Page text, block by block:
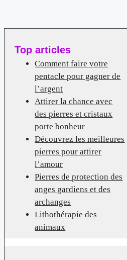
Top articles
Comment faire votre
pentacle pour gagner de
l’argent
Attirer la chance avec
des pierres et cristaux
porte bonheur
Découvrez les meilleures
pierres pour attirer
l’amour
Pierres de protection des
anges gardiens et des
archanges
Lithothérapie des
animaux